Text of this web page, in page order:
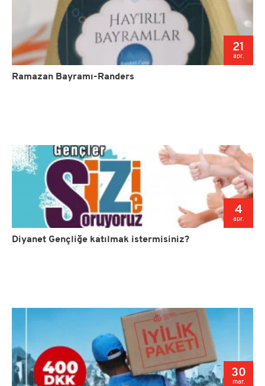
21
apr.
Ramazan Bayramı-Randers
4
apr.
Diyanet Gençliğe katılmak istermisiniz?
30
mar.